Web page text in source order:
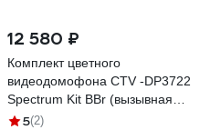
12 580 ₽
Комплект цветного
видеодомофона CTV -DP3722
Spectrum Kit BBr (вызывная
панель -D40 Plus и монитор -
5(2)